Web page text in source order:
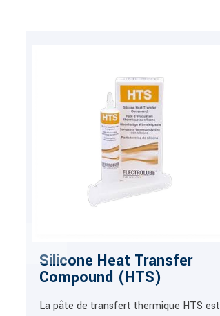
Silicone Heat Transfer
Compound (HTS)
La pâte de transfert thermique HTS est